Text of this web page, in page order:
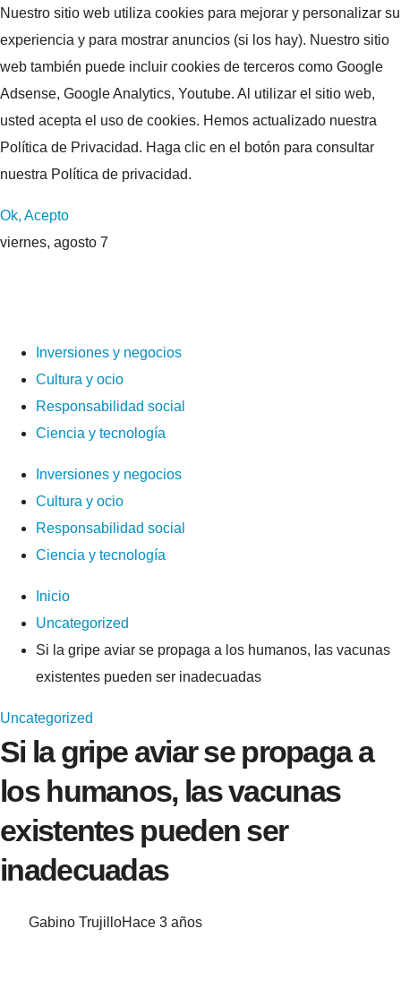
Nuestro sitio web utiliza cookies para mejorar y personalizar su
experiencia y para mostrar anuncios (si los hay). Nuestro sitio
web también puede incluir cookies de terceros como Google
Adsense, Google Analytics, Youtube. Al utilizar el sitio web,
usted acepta el uso de cookies. Hemos actualizado nuestra
Política de Privacidad. Haga clic en el botón para consultar
nuestra Política de privacidad.
Ok, Acepto
viernes, agosto 7
Inversiones y negocios
Cultura y ocio
Responsabilidad social
Ciencia y tecnología
Inversiones y negocios
Cultura y ocio
Responsabilidad social
Ciencia y tecnología
Inicio
Uncategorized
Si la gripe aviar se propaga a los humanos, las vacunas
existentes pueden ser inadecuadas
Uncategorized
Si la gripe aviar se propaga a
los humanos, las vacunas
existentes pueden ser
inadecuadas
Gabino TrujilloHace 3 años